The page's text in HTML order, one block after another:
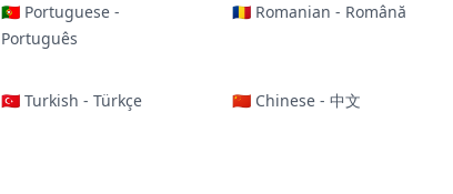
🇵🇹 Portuguese -
Português
🇷🇴 Romanian - Română
🇹🇷 Turkish - Türkçe 🇨🇳 Chinese - 中文